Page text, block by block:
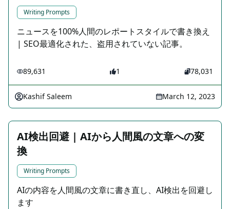
Writing Prompts
ニュースを100%人間のレポートスタイルで書き換え
| SEO最適化された、盗用されていない記事。
89,631 1 78,031
Kashif Saleem March 12, 2023
AI検出回避 | AIから人間風の文章への変
換
Writing Prompts
AIの内容を人間風の文章に書き直し、AI検出を回避し
ます